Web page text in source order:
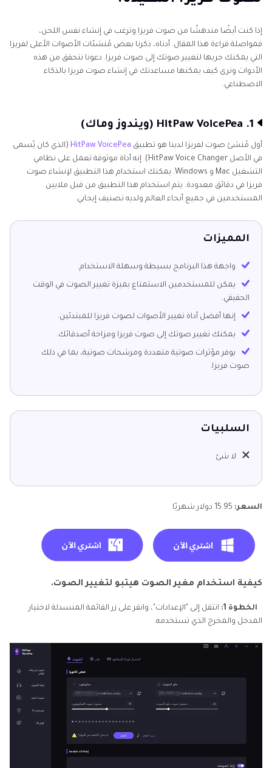
إذا كنت أيضًا مندهشًا من صوت فريزا وترغب في إنشاء نفس اللحن،
فمواصلة قراءة هذا المقال. أدناه، ذكرنا بعض مُنشئات الأصوات الأعلى لفريزا
التي يمكنك جربها لتغيير صوتك إلى صوت فريزا. دعونا نتحقق من هذه
الأدوات ونرى كيف يمكنها مساعدتك في إنشاء صوت فريزا بالذكاء
الاصطناعي.
1. HitPaw VoicePea (ويندوز وماك)
أول مُنشئ صوت لفريزا لدينا هو تطبيق HitPaw VoicePea (الذي كان يُسمى
في الأصل HitPaw Voice Changer). إنه أداة موثوقة تعمل على نظامي
التشغيل Mac و Windows. يمكنك استخدام هذا التطبيق لإنشاء صوت
فريزا في دقائق معدودة. يتم استخدام هذا التطبيق من قبل ملايين
المستخدمين في جميع أنحاء العالم ولديه تصنيف إيجابي.
المميزات
واجهة هذا البرنامج بسيطة وسهلة الاستخدام.
يمكن للمستخدمين الاستمتاع بميزة تغيير الصوت في الوقت
الحقيقي.
إنها أفضل أداة تغيير الأصوات لصوت فريزا للمبتدئين.
يمكنك تغيير صوتك إلى صوت فريزا ومزاحة أصدقائك.
يوفر مؤثرات صوتية متعددة ومرشحات صوتية، بما في ذلك
صوت فريزا.
السلبيات
لا شئ
السعر: 15.95 دولار شهريًا
كيفية استخدام مغير الصوت هيتبو لتغيير الصوت.
الخطوة 1:
انتقل إلى "الإعدادات"، وانقر على زر القائمة المنسدلة لاختيار
المدخل والمخرج الذي تستخدمه.